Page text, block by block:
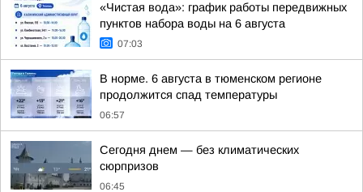
«Чистая вода»: график работы передвижных
пунктов набора воды на 6 августа
07:03
В норме. 6 августа в тюменском регионе
продолжится спад температуры
06:57
Сегодня днем — без климатических
сюрпризов
06:45